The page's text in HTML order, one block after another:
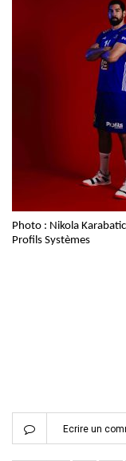
Photo : Nikola
Profils Systèmes
Ecrire un